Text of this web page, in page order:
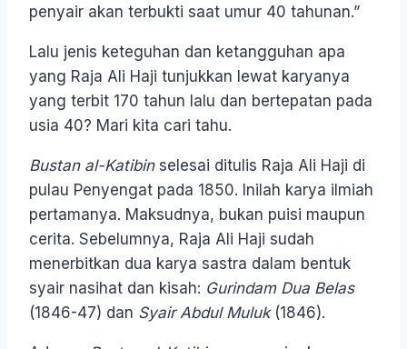
penyair akan terbukti saat umur 40 tahunan.”
Lalu jenis keteguhan dan ketangguhan apa
yang Raja Ali Haji tunjukkan lewat karyanya
yang terbit 170 tahun lalu dan bertepatan pada
usia 40? Mari kita cari tahu.
Bustan al-Katibinselesai ditulis Raja Ali Haji di
pulau Penyengat pada 1850. Inilah karya ilmiah
pertamanya. Maksudnya, bukan puisi maupun
cerita. Sebelumnya, Raja Ali Haji sudah
menerbitkan dua karya sastra dalam bentuk
syair nasihat dan kisah: Gurindam Dua Belas
(1846-47) dan Syair Abdul Muluk(1846).